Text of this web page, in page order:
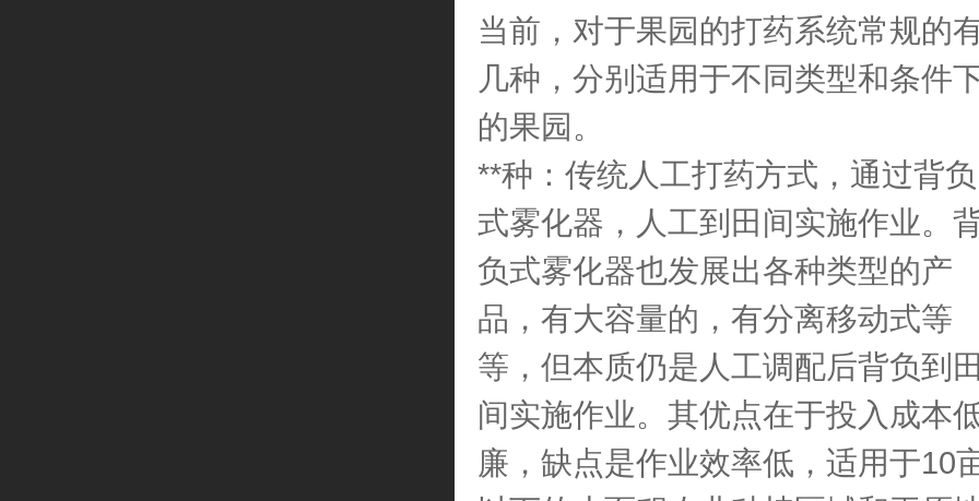
当前，对于果园的打药系统常规的
几种，分别适用于不同类型和条件
的果园。
**种：传统人工打药方式，通过背负
式雾化器，人工到田间实施作业。
负式雾化器也发展出各种类型的产
品，有大容量的，有分离移动式等
等，但本质仍是人工调配后背负到田
间实施作业。其优点在于投入成本
廉，缺点是作业效率低，适用于10